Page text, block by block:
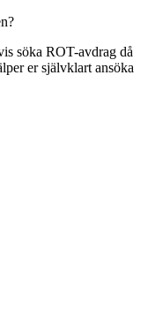
söka ROT-avdrag då
er självklart ansöka